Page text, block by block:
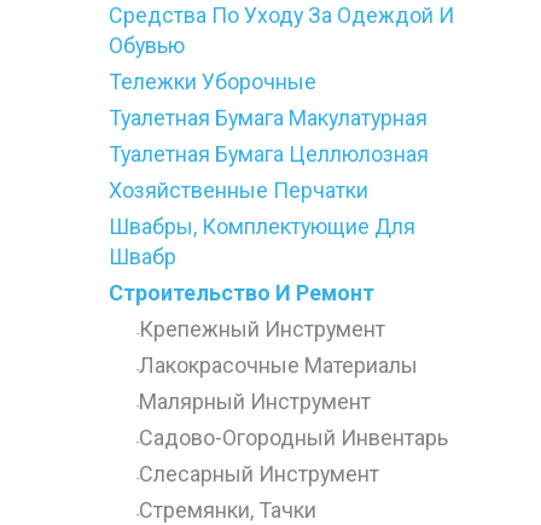
Средства По Уходу За Одеждой И
Обувью
Тележки Уборочные
Туалетная Бумага Макулатурная
Туалетная Бумага Целлюлозная
Хозяйственные Перчатки
Швабры, Комплектующие Для
Швабр
Строительство И Ремонт
-Крепежный Инструмент
-Лакокрасочные Материалы
-Малярный Инструмент
-Садово-Огородный Инвентарь
-Слесарный Инструмент
-Стремянки, Тачки